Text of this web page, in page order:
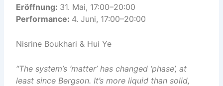
Eröffnung: 31. Mai, 17:00–20:00
Performance: 4. Juni, 17:00–20:00
Nisrine Boukhari & Hui Ye
“The system’s ‘matter’ has changed ‘phase’, at
least since Bergson. It’s more liquid than solid,